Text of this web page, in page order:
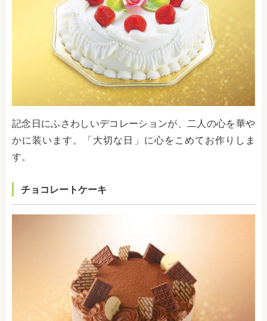
記念日にふさわしいデコレーションが、二人の心を華や
かに装います。「大切な日」に心をこめてお作りしま
す。
チョコレートケーキ